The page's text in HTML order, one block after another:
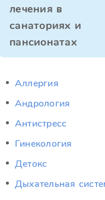
лечения в
санаториях и
пансионатах
Аллергия
Андрология
Антистресс
Гинекология
Детокс
Дыхательная